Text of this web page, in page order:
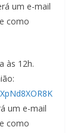
um e-mail
como
às 12h.
um e-mail
como